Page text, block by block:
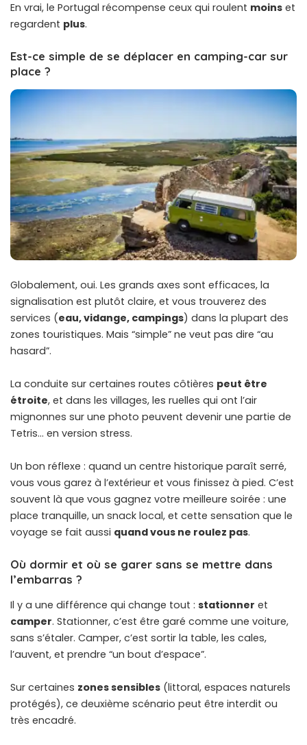
En vrai, le Portugal récompense ceux qui roulent moins et
regardent plus.
Est-ce simple de se déplacer en camping-car sur
place ?
Globalement, oui. Les grands axes sont efficaces, la
signalisation est plutôt claire, et vous trouverez des
services (eau, vidange, campings) dans la plupart des
zones touristiques. Mais “simple” ne veut pas dire “au
hasard”.
La conduite sur certaines routes côtières peut être
étroite, et dans les villages, les ruelles qui ont l’air
mignonnes sur une photo peuvent devenir une partie de
Tetris… en version stress.
Un bon réflexe : quand un centre historique paraît serré,
vous vous garez à l’extérieur et vous finissez à pied. C’est
souvent là que vous gagnez votre meilleure soirée : une
place tranquille, un snack local, et cette sensation que le
voyage se fait aussi quand vous ne roulez pas.
Où dormir et où se garer sans se mettre dans
l’embarras ?
Il y a une différence qui change tout : stationner et
camper. Stationner, c’est être garé comme une voiture,
sans s’étaler. Camper, c’est sortir la table, les cales,
l’auvent, et prendre “un bout d’espace”.
Sur certaines zones sensibles (littoral, espaces naturels
protégés), ce deuxième scénario peut être interdit ou
très encadré.